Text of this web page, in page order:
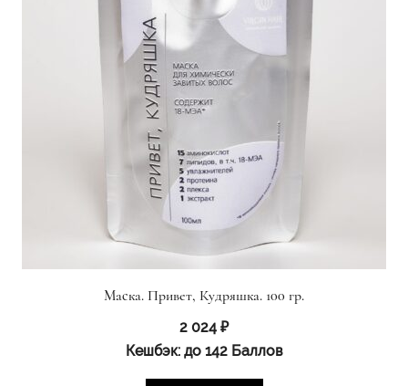
Маска. Привет, Кудряшка. 100 гр.
2 024 ₽
Кешбэк: до 142 Баллов